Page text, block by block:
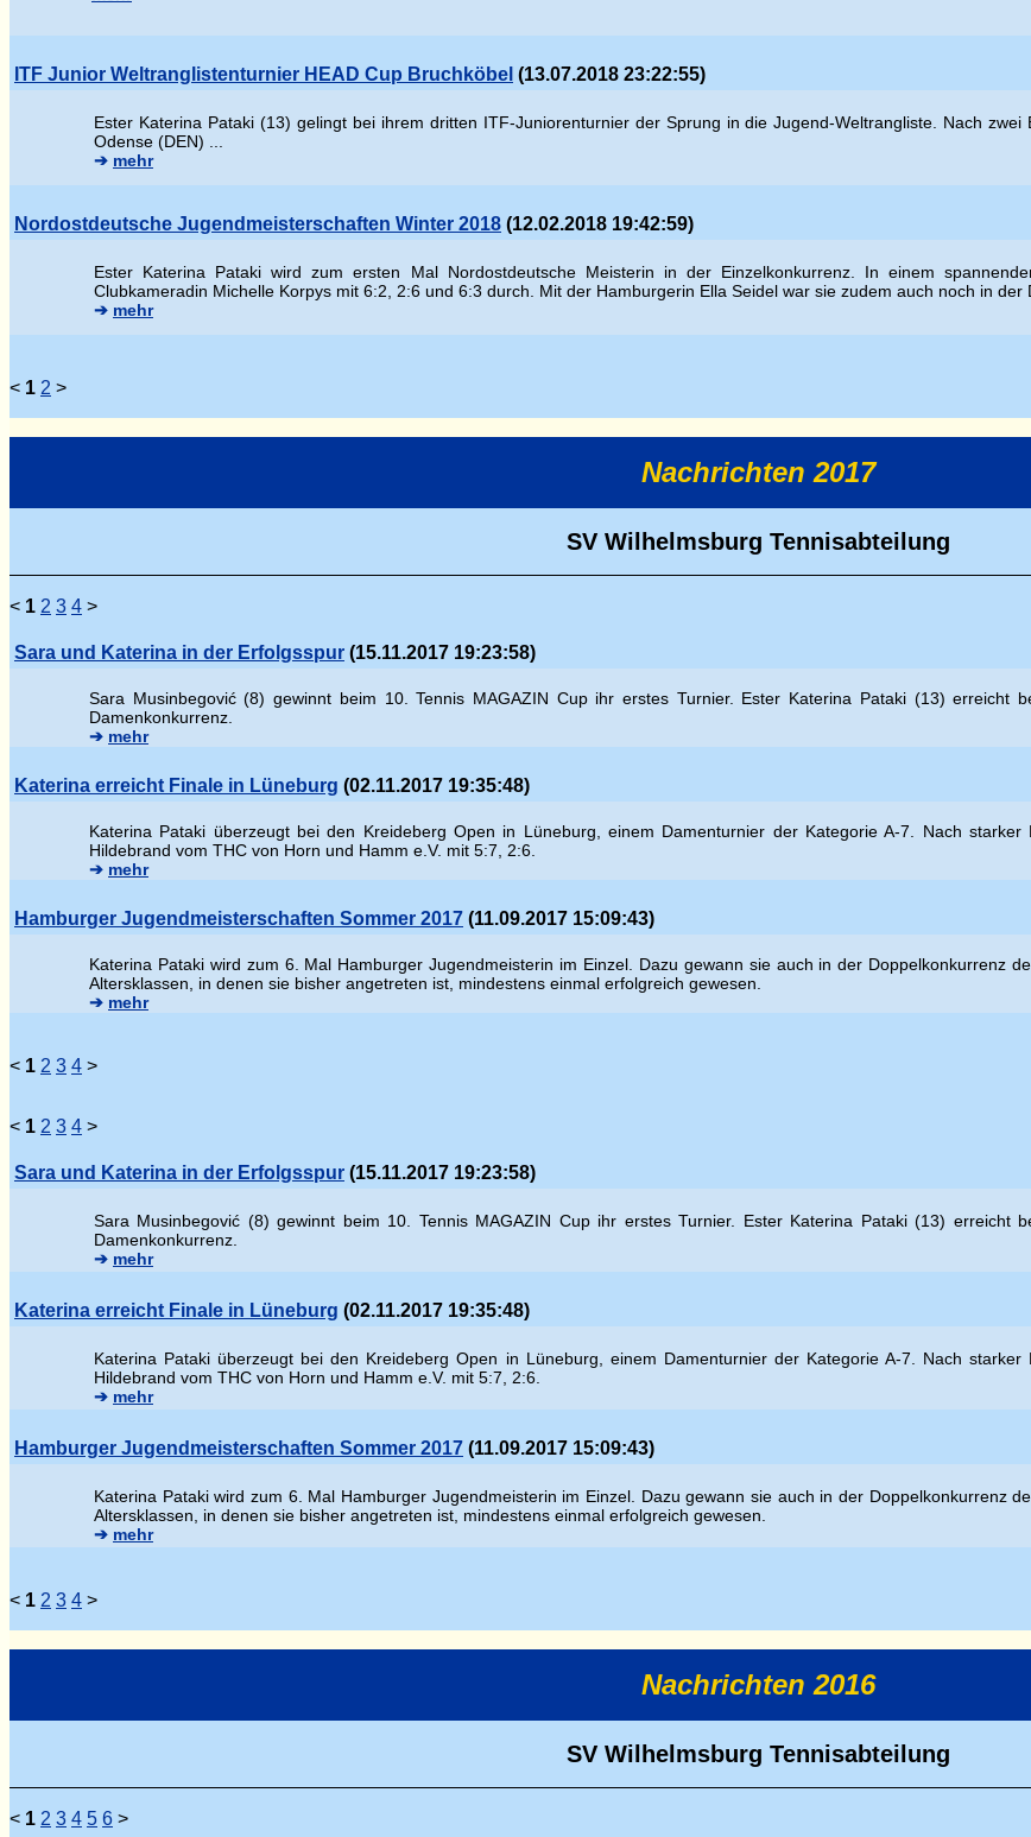
ITF Junior Weltranglistenturnier HEAD Cup Bruchköbel (13.07.2018 23:22:55)
Ester Katerina Pataki (13) gelingt bei ihrem dritten ITF-Juniorenturnier der Sprung in die Jugend-Weltrangliste. Nach
Odense (DEN) ...
➔ mehr
Nordostdeutsche Jugendmeisterschaften Winter 2018 (12.02.2018 19:42:59)
Ester Katerina Pataki wird zum ersten Mal Nordostdeutsche Meisterin in der Einzelkonkurrenz. In einem
Clubkameradin Michelle Korpys mit 6:2, 2:6 und 6:3 durch. Mit der Hamburgerin Ella Seidel war sie zudem auch noch in der
➔ mehr
< 1 2 >
Nachrichten 2017
SV Wilhelmsburg Tennisabteilung
< 1 2 3 4 >
Sara und Katerina in der Erfolgsspur (15.11.2017 19:23:58)
Sara Musinbegović (8) gewinnt beim 10. Tennis MAGAZIN Cup ihr erstes Turnier. Ester Katerina Pataki (13) erreicht
Damenkonkurrenz.
➔ mehr
Katerina erreicht Finale in Lüneburg (02.11.2017 19:35:48)
Katerina Pataki überzeugt bei den Kreideberg Open in Lüneburg, einem Damenturnier der Kategorie A-7. Nach
Hildebrand vom THC von Horn und Hamm e.V. mit 5:7, 2:6.
➔ mehr
Hamburger Jugendmeisterschaften Sommer 2017 (11.09.2017 15:09:43)
Katerina Pataki wird zum 6. Mal Hamburger Jugendmeisterin im Einzel. Dazu gewann sie auch in der Doppelkonkurrenz
Altersklassen, in denen sie bisher angetreten ist, mindestens einmal erfolgreich gewesen.
➔ mehr
< 1 2 3 4 >
< 1 2 3 4 >
Sara und Katerina in der Erfolgsspur (15.11.2017 19:23:58)
Sara Musinbegović (8) gewinnt beim 10. Tennis MAGAZIN Cup ihr erstes Turnier. Ester Katerina Pataki (13) erreicht
Damenkonkurrenz.
➔ mehr
Katerina erreicht Finale in Lüneburg (02.11.2017 19:35:48)
Katerina Pataki überzeugt bei den Kreideberg Open in Lüneburg, einem Damenturnier der Kategorie A-7. Nach
Hildebrand vom THC von Horn und Hamm e.V. mit 5:7, 2:6.
➔ mehr
Hamburger Jugendmeisterschaften Sommer 2017 (11.09.2017 15:09:43)
Katerina Pataki wird zum 6. Mal Hamburger Jugendmeisterin im Einzel. Dazu gewann sie auch in der Doppelkonkurrenz
Altersklassen, in denen sie bisher angetreten ist, mindestens einmal erfolgreich gewesen.
➔ mehr
< 1 2 3 4 >
Nachrichten 2016
SV Wilhelmsburg Tennisabteilung
< 1 2 3 4 5 6 >